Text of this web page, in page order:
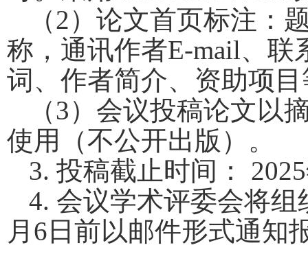
（2）论文首页标注：
称，通讯作者E-mail、联
词、作者简介、资助项
（3）会议投稿论文以
使用（不公开出版）。
3.投稿截止时间： 2025
4. 会议学术评委会将
月 6 日前以邮件形式通知